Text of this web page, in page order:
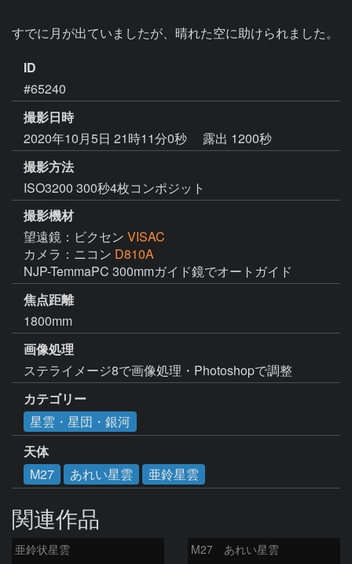
すでに月が出ていましたが、晴れた空に助けられました。
ID
#65240
撮影日時
2020年10月5日 21時11分0秒
露出 1200秒
撮影方法
ISO3200 300秒4枚コンポジット
撮影機材
望遠鏡：ビクセン VISAC
カメラ：ニコン D810A
NJP-TemmaPC 300mmガイド鏡でオートガイド
焦点距離
1800mm
画像処理
ステライメージ8で画像処理・Photoshopで調整
カテゴリー
星雲・星団・銀河
天体
M27
あれい星雲 亜鈴星雲
関連作品
亜鈴状星雲 M27 あれい星雲